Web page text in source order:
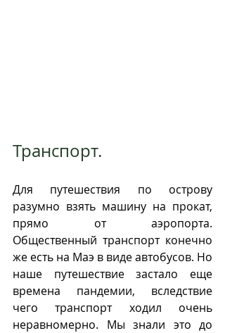
Транспорт.
Для путешествия по острову
разумно взять машину на прокат,
прямо от аэропорта.
Общественный транспорт конечно
же есть на Маэ в виде автобусов. Но
наше путешествие застало еще
времена пандемии, вследствие
чего транспорт ходил очень
неравномерно. Мы знали это до